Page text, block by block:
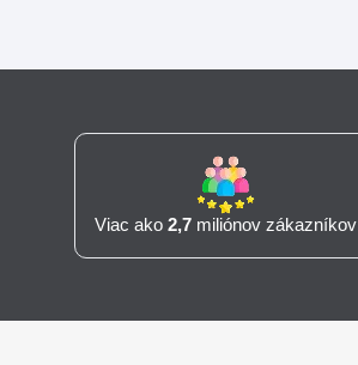
Viac ako 2,7miliónov zákazníkov